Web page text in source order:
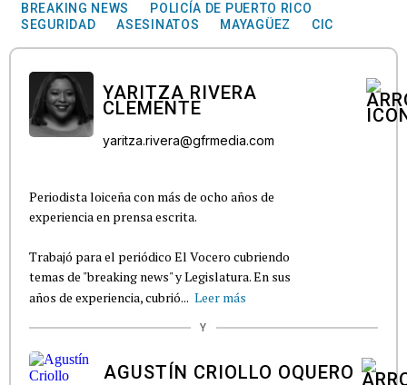
BREAKING NEWS
POLICÍA DE PUERTO RICO
SEGURIDAD
ASESINATOS MAYAGÜEZ CIC
YARITZA RIVERA
CLEMENTE
yaritza.rivera@gfrmedia.com
Periodista loiceña con más de ocho años de
experiencia en prensa escrita.
Trabajó para el periódico El Vocero cubriendo
temas de "breaking news" y Legislatura. En sus
años de experiencia, cubrió... Leer más
Y
AGUSTÍN CRIOLLO OQUERO